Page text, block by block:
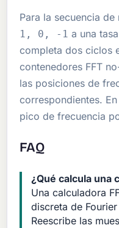
Para la secuencia de
1, 0, -1 a una
completa dos ciclos
contenedores FFT
las posiciones de
correspondientes.
pico de frecuencia
FAQ
¿Qué calcula una
Una calculadora
discreta de
Reescribe las